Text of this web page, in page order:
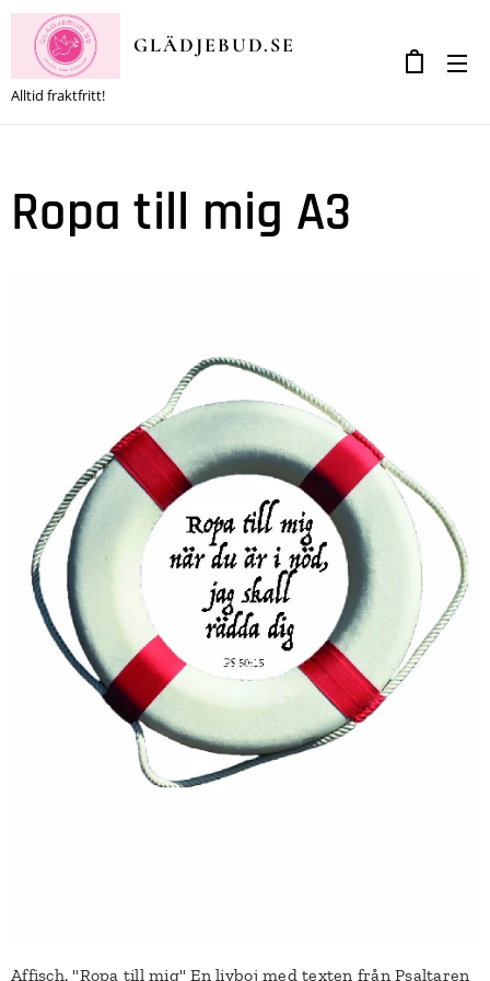
GLÄDJEBUD.SE
Alltid fraktfritt!
Ropa till mig A3
Affisch. "Ropa till mig" En livboj med texten från Psaltaren